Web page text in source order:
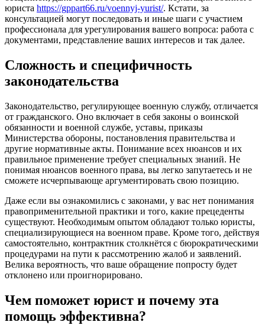
юриста https://gppart66.ru/voennyj-yurist/. Кстати, за
консультацией могут последовать и иные шаги с участием
профессионала для урегулирования вашего вопроса: работа с
документами, представление ваших интересов и так далее.
Сложность и специфичность
законодательства
Законодательство, регулирующее военную службу, отличается
от гражданского. Оно включает в себя законы о воинской
обязанности и военной службе, уставы, приказы
Министерства обороны, постановления правительства и
другие нормативные акты. Понимание всех нюансов и их
правильное применение требует специальных знаний. Не
понимая нюансов военного права, вы легко запутаетесь и не
сможете исчерпывающе аргументировать свою позицию.
Даже если вы ознакомились с законами, у вас нет понимания
правоприменительной практики и того, какие прецеденты
существуют. Необходимым опытом обладают только юристы,
специализирующиеся на военном праве. Кроме того, действуя
самостоятельно, контрактник столкнётся с бюрократическими
процедурами на пути к рассмотрению жалоб и заявлений.
Велика вероятность, что ваше обращение попросту будет
отклонено или проигнорировано.
Чем поможет юрист и почему эта
помощь эффективна?